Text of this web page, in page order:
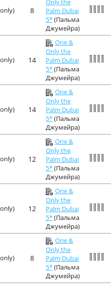
8
Palm Dubai
5*(Пальма
Джумейра)
14
One &
Only the
Palm Dubai
5*(Пальма
Джумейра)
14
One &
Only the
Palm Dubai
5*(Пальма
Джумейра)
12
One &
Only the
Palm Dubai
5*(Пальма
Джумейра)
12
One &
Only the
Palm Dubai
5*(Пальма
Джумейра)
8
One &
Only the
Palm Dubai
5*(Пальма
Джумейра)